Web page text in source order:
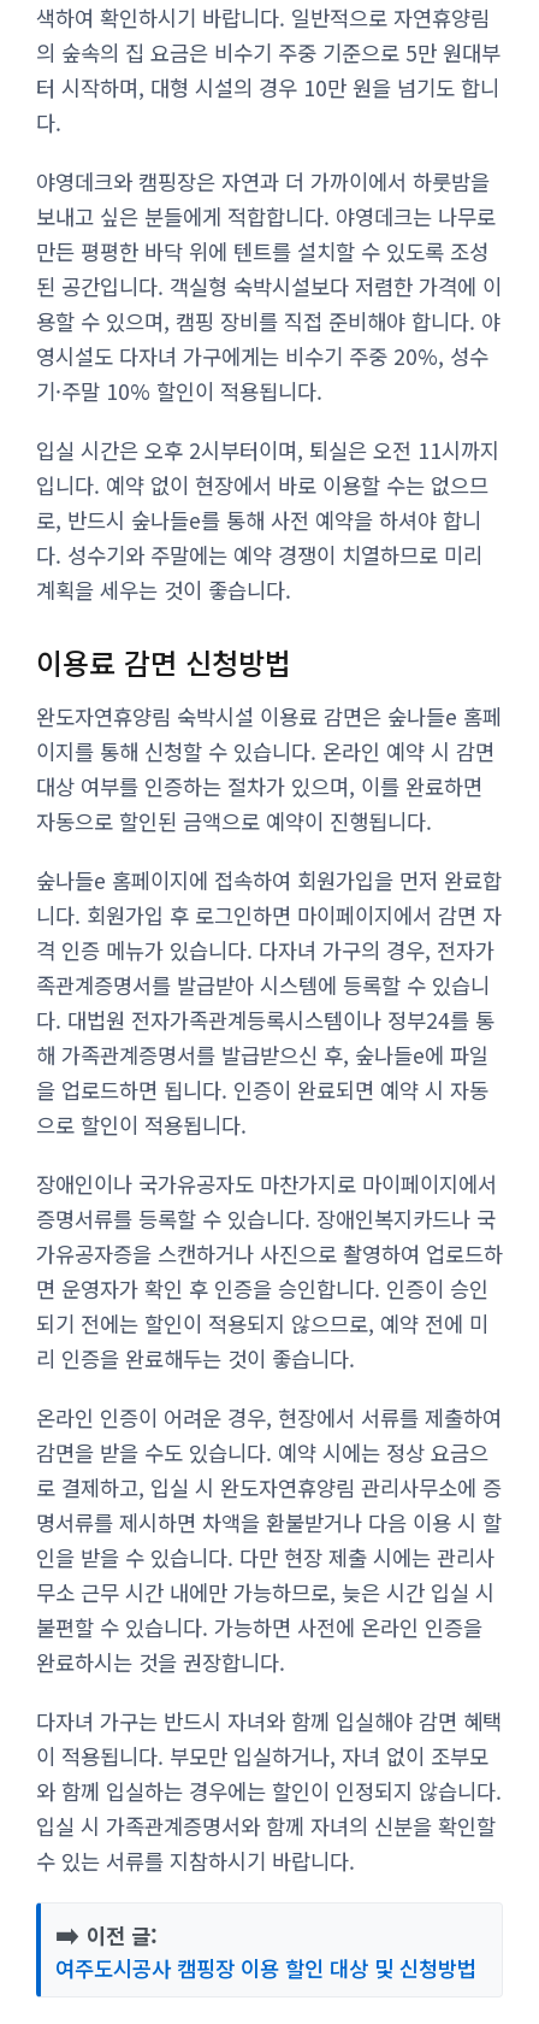
색하여 확인하시기 바랍니다. 일반적으로 자연휴양림
의 숲속의 집 요금은 비수기 주중 기준으로 5만 원대부
터 시작하며, 대형 시설의 경우 10만 원을 넘기도 합니
다.
야영데크와 캠핑장은 자연과 더 가까이에서 하룻밤을
보내고 싶은 분들에게 적합합니다. 야영데크는 나무로
만든 평평한 바닥 위에 텐트를 설치할 수 있도록 조성
된 공간입니다. 객실형 숙박시설보다 저렴한 가격에 이
용할 수 있으며, 캠핑 장비를 직접 준비해야 합니다. 야
영시설도 다자녀 가구에게는 비수기 주중 20%, 성수
기·주말 10% 할인이 적용됩니다.
입실 시간은 오후 2시부터이며, 퇴실은 오전 11시까지
입니다. 예약 없이 현장에서 바로 이용할 수는 없으므
로, 반드시 숲나들e를 통해 사전 예약을 하셔야 합니
다. 성수기와 주말에는 예약 경쟁이 치열하므로 미리
계획을 세우는 것이 좋습니다.
이용료 감면 신청방법
완도자연휴양림 숙박시설 이용료 감면은 숲나들e 홈페
이지를 통해 신청할 수 있습니다. 온라인 예약 시 감면
대상 여부를 인증하는 절차가 있으며, 이를 완료하면
자동으로 할인된 금액으로 예약이 진행됩니다.
숲나들e 홈페이지에 접속하여 회원가입을 먼저 완료합
니다. 회원가입 후 로그인하면 마이페이지에서 감면 자
격 인증 메뉴가 있습니다. 다자녀 가구의 경우, 전자가
족관계증명서를 발급받아 시스템에 등록할 수 있습니
다. 대법원 전자가족관계등록시스템이나 정부24를 통
해 가족관계증명서를 발급받으신 후, 숲나들e에 파일
을 업로드하면 됩니다. 인증이 완료되면 예약 시 자동
으로 할인이 적용됩니다.
장애인이나 국가유공자도 마찬가지로 마이페이지에서
증명서류를 등록할 수 있습니다. 장애인복지카드나 국
가유공자증을 스캔하거나 사진으로 촬영하여 업로드하
면 운영자가 확인 후 인증을 승인합니다. 인증이 승인
되기 전에는 할인이 적용되지 않으므로, 예약 전에 미
리 인증을 완료해두는 것이 좋습니다.
온라인 인증이 어려운 경우, 현장에서 서류를 제출하여
감면을 받을 수도 있습니다. 예약 시에는 정상 요금으
로 결제하고, 입실 시 완도자연휴양림 관리사무소에 증
명서류를 제시하면 차액을 환불받거나 다음 이용 시 할
인을 받을 수 있습니다. 다만 현장 제출 시에는 관리사
무소 근무 시간 내에만 가능하므로, 늦은 시간 입실 시
불편할 수 있습니다. 가능하면 사전에 온라인 인증을
완료하시는 것을 권장합니다.
다자녀 가구는 반드시 자녀와 함께 입실해야 감면 혜택
이 적용됩니다. 부모만 입실하거나, 자녀 없이 조부모
와 함께 입실하는 경우에는 할인이 인정되지 않습니다.
입실 시 가족관계증명서와 함께 자녀의 신분을 확인할
수 있는 서류를 지참하시기 바랍니다.
➡️ 이전 글:
여주도시공사 캠핑장 이용 할인 대상 및 신청방법